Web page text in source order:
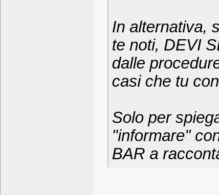
In alternativa,
te noti, DEVI
dalle
casi che tu
Solo per
"informare"
BAR a